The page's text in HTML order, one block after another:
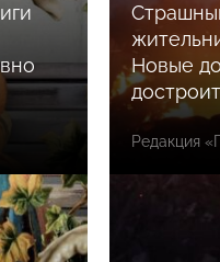
Новые
Редакция